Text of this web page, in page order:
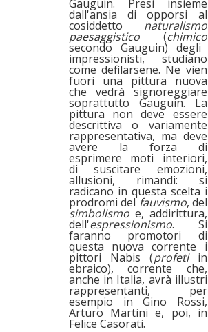
Gauguin. Presi insieme
dall'ansia di opporsi al
cosiddetto naturalismo
paesaggistico (chimico
secondo Gauguin) degli
impressionisti, studiano
come defilarsene. Ne vien
fuori una pittura nuova
che vedrà signoreggiare
soprattutto Gauguin. La
pittura non deve essere
descrittiva o variamente
rappresentativa, ma deve
avere la forza di
esprimere moti interiori,
di suscitare emozioni,
allusioni, rimandi: si
radicano in questa scelta i
prodromi delfauvismo, del
simbolismo e, addirittura,
dell'espressionismo. Si
faranno promotori di
questa nuova corrente i
pittori Nabis (profeti in
ebraico), corrente che,
anche in Italia, avrà illustri
rappresentanti, per
esempio in Gino Rossi,
Arturo Martini e, poi, in
Felice Casorati.